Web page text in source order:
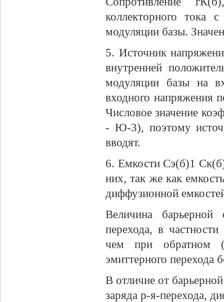
коллекторного тока
модуляции базы.
5. Источник
внутренней
модуляции базы на
входного напряжения
Числовое значение
- Ю-3), поэтому
вводят.
6. Емкости Сэ(б)1
них, так же как
диффузионной
Величина
перехода, в
чем при обратном
эмиттерного перехода
В отличие от
заряда р-я-перехода,